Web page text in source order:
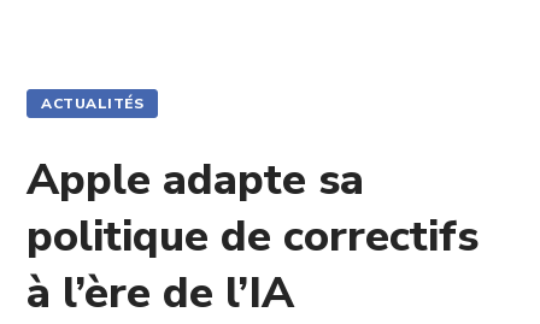
ACTUALITÉS
Apple adapte sa
politique de correctifs
à l’ère de l’IA